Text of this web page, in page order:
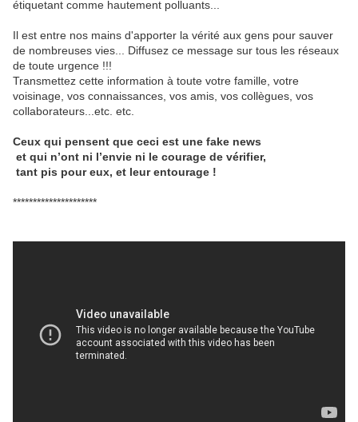
étiquetant comme hautement polluants...
Il est entre nos mains d'apporter la vérité aux gens pour sauver
de nombreuses vies... Diffusez ce message sur tous les réseaux
de toute urgence !!!
Transmettez cette information à toute votre famille, votre
voisinage, vos connaissances, vos amis, vos collègues, vos
collaborateurs...etc. etc.
Ceux qui pensent que ceci est une fake news
et qui n’ont ni l’envie ni le courage de vérifier,
tant pis pour eux, et leur entourage !
*********************